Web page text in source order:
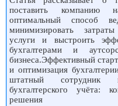
поставить компанию
оптимальный способ
минимизировать
услуги и выстроить
бухгалтерами и
бизнеса.Эффективный
и оптимизация
штатный сотрудник
бухгалтерского учёта:
решения